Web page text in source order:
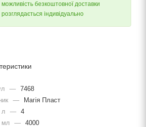
можливість безкоштовної доставки
розглядається індивідуально
— 7468
—
Магія Пласт
— 4
мл
— 4000